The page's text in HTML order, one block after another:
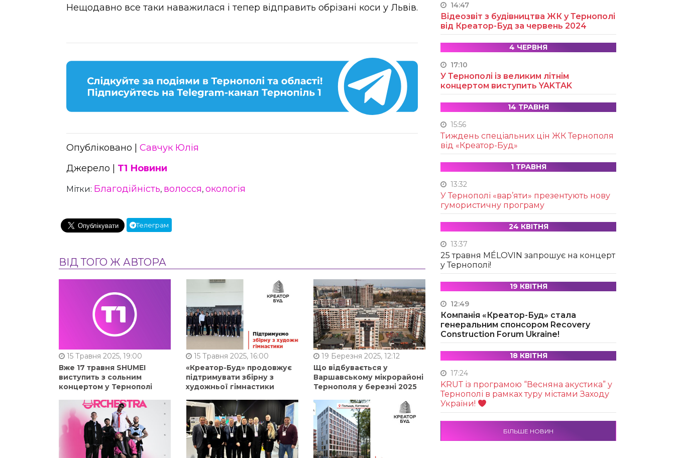
Нещодавно все таки наважилася і тепер відправить обрізані коси у Львів.
Опубліковано | Савчук Юлія
Джерело | Т1 Новини
Мітки: Благодійність, волосся, окологія
Телеграм
ВІД ТОГО Ж АВТОРА
15 Травня 2025, 19:00
Вже 17 травня SHUMEI
виступить з сольним
концертом у Тернополі
15 Травня 2025, 16:00
«Креатор-Буд» продовжує
підтримувати збірну з
художньої гімнастики
19 Березня 2025, 12:12
Що відбувається у
Варшавському мікрорайоні
Тернополя у березні 2025
14:47
Відеозвіт з будівництва ЖК у Тернополі
від Креатор-Буд за червень 2024
4 ЧЕРВНЯ
17:10
У Тернополі із великим літнім
концертом виступить YAKTAK
14 ТРАВНЯ
15:56
Тиждень спеціальних цін ЖК Тернополя
від «Креатор-Буд»
1 ТРАВНЯ
13:32
У Тернополі «вар’яти» презентують нову
гумористичну програму
24 КВІТНЯ
13:37
25 травня MÉLOVIN запрошує на концерт
у Тернополі!
19 КВІТНЯ
12:49
Компанія «Креатор-Буд» стала
генеральним спонсором Recovery
Construction Forum Ukraine!
18 КВІТНЯ
17:24
KRUТ із програмою “Весняна акустика” у
Тернополі в рамках туру містами Заходу
України!
БІЛЬШЕ НОВИН